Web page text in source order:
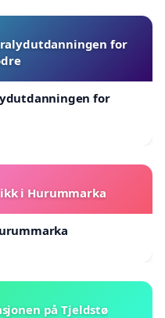
for
for
i Hurummarka
på Tjeldstø